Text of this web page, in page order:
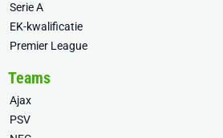
Serie A
EK-kwalificatie
Premier League
Teams
Ajax
PSV